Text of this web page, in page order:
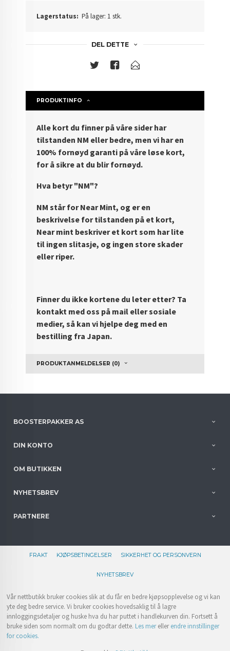
Lagerstatus: På lager: 1 stk.
DEL DETTE
PRODUKTINFO
Alle kort du finner på våre sider har
tilstanden NM eller bedre, men vi har en
100% fornøyd garanti på våre løse kort,
for å sikre at du blir fornøyd.
Hva betyr "NM"?
NM står for Near Mint, og er en
beskrivelse for tilstanden på et kort,
Near mint beskriver et kort som har lite
til ingen slitasje, og ingen store skader
eller riper.
Finner du ikke kortene du leter etter? Ta
kontakt med oss på mail eller sosiale
medier, så kan vi hjelpe deg med en
bestilling fra Japan.
PRODUKTANMELDELSER (0)
BOOSTERPAKKER AS
DIN KONTO
OM BUTIKKEN
NYHETSBREV
PARTNERE
FRAKT KJØPSBETINGELSER SIKKERHET OG PERSONVERN
NYHETSBREV
Vår nettbutikk bruker cookies slik at du får en bedre kjøpsopplevelse og vi kan
yte deg bedre service. Vi bruker cookies hovedsaklig til å lagre
innloggingsdetaljer og huske hva du har puttet i handlekurven din. Fortsett å
bruke siden som normalt om du godtar dette. Les merellerendre innstillinger
for cookies.